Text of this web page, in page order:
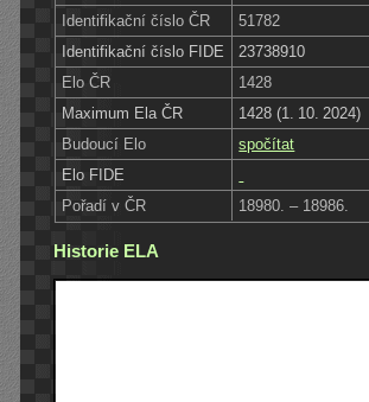
Identifikační číslo ČR
51782
Identifikační číslo FIDE
23738910
Elo ČR
1428
Maximum Ela ČR
1428 (1. 10. 2024)
Budoucí Elo
spočítat
Elo FIDE
Pořadí v ČR
18980. – 18986.
Historie ELA